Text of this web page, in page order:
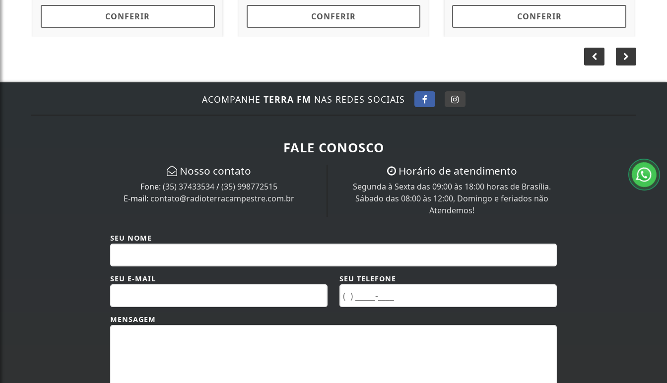
CONFERIR CONFERIR CONFERIR
ACOMPANHE TERRA FM NAS REDES SOCIAIS
FALE CONOSCO
Nosso contato
Fone:(35) 37433534/(35) 998772515
E-mail: contato@radioterracampestre.com.br
Horário de atendimento
Segunda à Sexta das 09:00 às 18:00 horas de Brasília.
Sábado das 08:00 às 12:00, Domingo e feriados não
Atendemos!
SEU NOME
SEU E-MAIL SEU TELEFONE
MENSAGEM